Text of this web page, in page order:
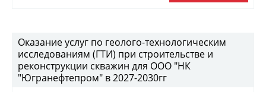
Оказание услуг по геолого-технологическим
исследованиям (ГТИ) при строительстве и
реконструкции скважин для ООО "НК
"Югранефтепром" в 2027-2030гг